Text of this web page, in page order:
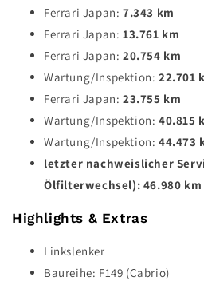
Ferrari Japan: 7.343 km
Ferrari Japan: 13.761 km
Ferrari Japan: 20.754 km
Wartung/Inspektion: 22.701
Ferrari Japan: 23.755 km
Wartung/Inspektion: 40.815
Wartung/Inspektion: 44.473
letzter nachweislicher
Ölfilterwechsel): 46.980 km
Highlights & Extras
Linkslenker
Baureihe: F149 (Cabrio)